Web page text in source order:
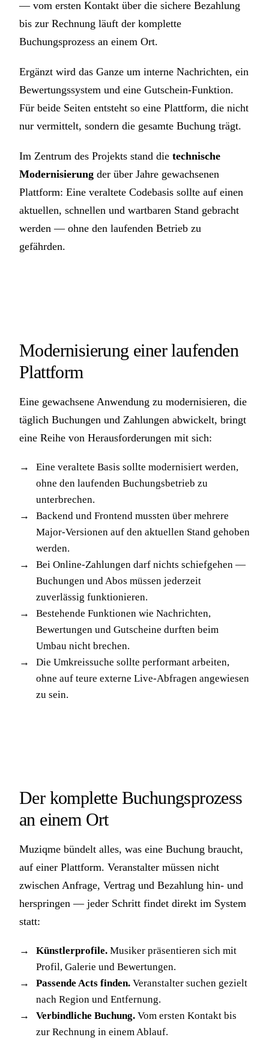
— vom ersten Kontakt über die sichere Bezahlung
bis zur Rechnung läuft der komplette
Buchungsprozess an einem Ort.
Ergänzt wird das Ganze um interne Nachrichten, ein
Bewertungssystem und eine Gutschein-Funktion.
Für beide Seiten entsteht so eine Plattform, die nicht
nur vermittelt, sondern die gesamte Buchung trägt.
Im Zentrum des Projekts stand die technische
Modernisierung der über Jahre gewachsenen
Plattform: Eine veraltete Codebasis sollte auf einen
aktuellen, schnellen und wartbaren Stand gebracht
werden — ohne den laufenden Betrieb zu
gefährden.
Modernisierung einer laufenden
Plattform
Eine gewachsene Anwendung zu modernisieren, die
täglich Buchungen und Zahlungen abwickelt, bringt
eine Reihe von Herausforderungen mit sich:
Eine veraltete Basis sollte modernisiert werden,
ohne den laufenden Buchungsbetrieb zu
unterbrechen.
Backend und Frontend mussten über mehrere
Major-Versionen auf den aktuellen Stand gehoben
werden.
Bei Online-Zahlungen darf nichts schiefgehen —
Buchungen und Abos müssen jederzeit
zuverlässig funktionieren.
Bestehende Funktionen wie Nachrichten,
Bewertungen und Gutscheine durften beim
Umbau nicht brechen.
Die Umkreissuche sollte performant arbeiten,
ohne auf teure externe Live-Abfragen angewiesen
zu sein.
Der komplette Buchungsprozess
an einem Ort
Muziqme bündelt alles, was eine Buchung braucht,
auf einer Plattform. Veranstalter müssen nicht
zwischen Anfrage, Vertrag und Bezahlung hin- und
herspringen — jeder Schritt findet direkt im System
statt:
Künstlerprofile. Musiker präsentieren sich mit
Profil, Galerie und Bewertungen.
Passende Acts finden. Veranstalter suchen gezielt
nach Region und Entfernung.
Verbindliche Buchung. Vom ersten Kontakt bis
zur Rechnung in einem Ablauf.